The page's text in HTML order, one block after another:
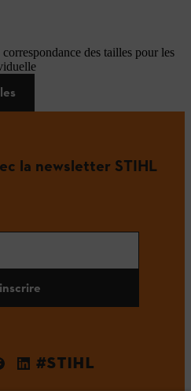
des tailles pour les
la newsletter STIHL
#STIHL